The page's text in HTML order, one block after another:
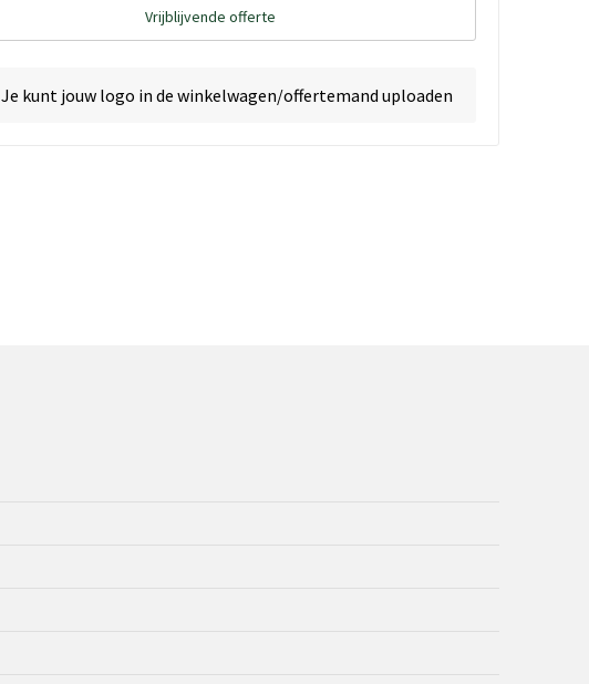
Vrijblijvende offerte
Je kunt jouw logo in de winkelwagen/offertemand uploaden